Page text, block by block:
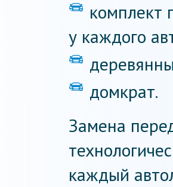
комплект
у каждого
домкрат.
Замена
каждый